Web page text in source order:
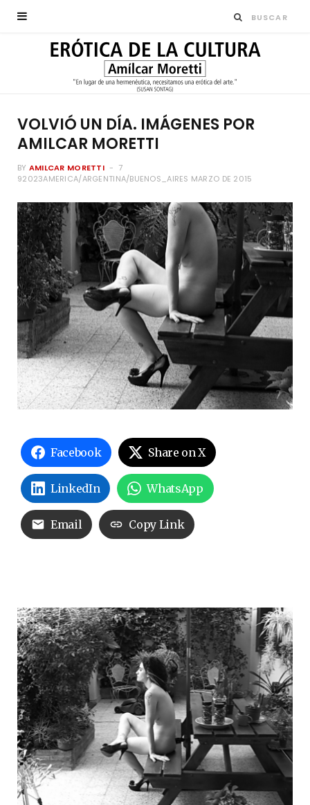
VOLVIÓ UN DÍA. IMÁGENES POR
AMILCAR MORETTI
BY AMILCAR MORETTI
7
92023AMERICA/ARGENTINA/BUENOS_AIRES MARZO DE 2015
Facebook Share on X
LinkedIn WhatsApp
Email Copy Link